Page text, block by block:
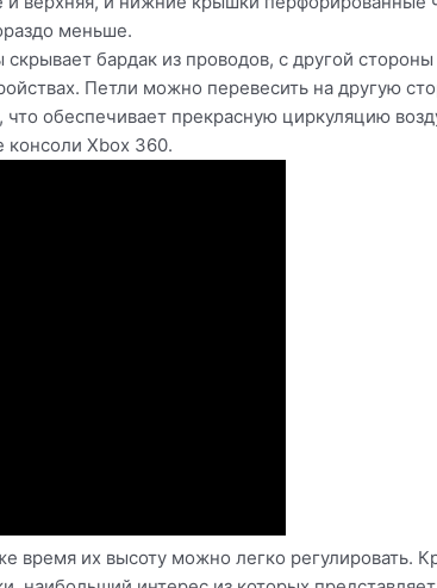
меньше.
бардак из проводов, с другой
Петли можно перевесить на другую
обеспечивает прекрасную циркуляцию
консоли Xbox 360.
их высоту можно легко регулировать.